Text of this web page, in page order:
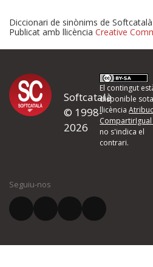
Proposeu-
d'errors
Si heu trobat un error o voleu
quina és la millora que proposeu
El vostre correu electrònic *
Diccionari de sinònims de
Publicat amb llicència Creative
Softcatalà
© 1998-
2026
El contingut
disponible
llicència
CompartirIgual
no s'indica el
contrari.
Seguiu-nos